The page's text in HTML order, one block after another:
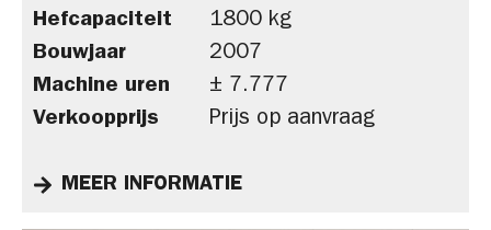
Hefcapaciteit
1800 kg
Bouwjaar
2007
Machine uren
± 7.777
Verkoopprijs
Prijs op aanvraag
MEER INFORMATIE